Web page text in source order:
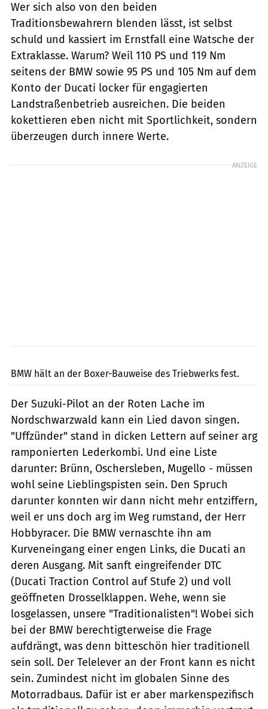
Wer sich also von den beiden
Traditionsbewahrern blenden lässt, ist selbst
schuld und kassiert im Ernstfall eine Watsche der
Extraklasse. Warum? Weil 110 PS und 119 Nm
seitens der BMW sowie 95 PS und 105 Nm auf dem
Konto der Ducati locker für engagierten
Landstraßenbetrieb ausreichen. Die beiden
kokettieren eben nicht mit Sportlichkeit, sondern
überzeugen durch innere Werte.
ANZEIGE
BMW hält an der Boxer-Bauweise des Triebwerks fest.
Der Suzuki-Pilot an der Roten Lache im
Nordschwarzwald kann ein Lied davon singen.
"Uffzünder" stand in dicken Lettern auf seiner arg
ramponierten Lederkombi. Und eine Liste
darunter: Brünn, Oschersleben, Mugello - müssen
wohl seine Lieblingspisten sein. Den Spruch
darunter konnten wir dann nicht mehr entziffern,
weil er uns doch arg im Weg rumstand, der Herr
Hobbyracer. Die BMW vernaschte ihn am
Kurveneingang einer engen Links, die Ducati an
deren Ausgang. Mit sanft eingreifender DTC
(Ducati Traction Control auf Stufe 2) und voll
geöffneten Drosselklappen. Wehe, wenn sie
losgelassen, unsere "Traditionalisten"! Wobei sich
bei der BMW berechtigterweise die Frage
aufdrängt, was denn bitteschön hier traditionell
sein soll. Der Telelever an der Front kann es nicht
sein. Zumindest nicht im globalen Sinne des
Motorradbaus. Dafür ist er aber markenspezifisch